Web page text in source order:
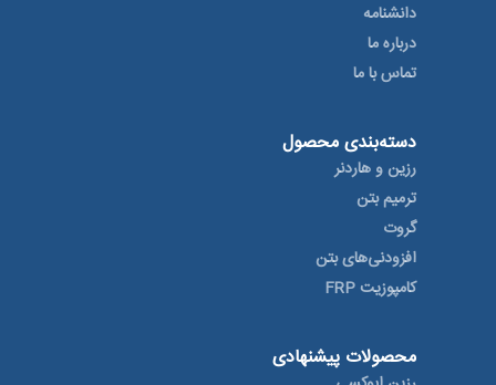
دانشنامه
درباره ما
تماس با ما
دسته‌بندی محصول
رزین و هاردنر
ترمیم بتن
گروت
افزودنی‌های بتن
کامپوزیت FRP
محصولات پیشنهادی